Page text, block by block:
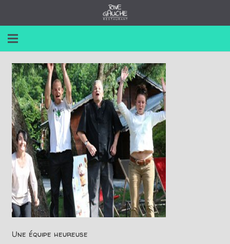
Une équipe heureuse